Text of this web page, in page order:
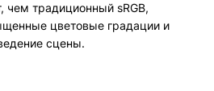
чем традиционный sRGB,
цветовые градации и
сцены.